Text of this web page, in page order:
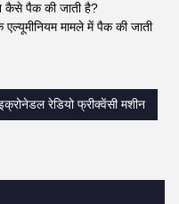
पैक की जाती है?
मामले में पैक की जाती
रेडियो फ्रीक्वेंसी मशीन